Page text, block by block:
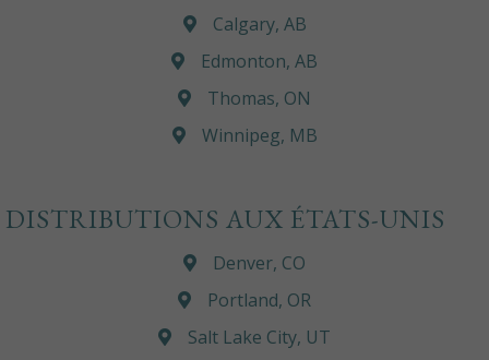
Calgary, AB
Edmonton, AB
Thomas, ON
Winnipeg, MB
DISTRIBUTIONS AUX ÉTATS-UNIS
Denver, CO
Portland, OR
Salt Lake City, UT